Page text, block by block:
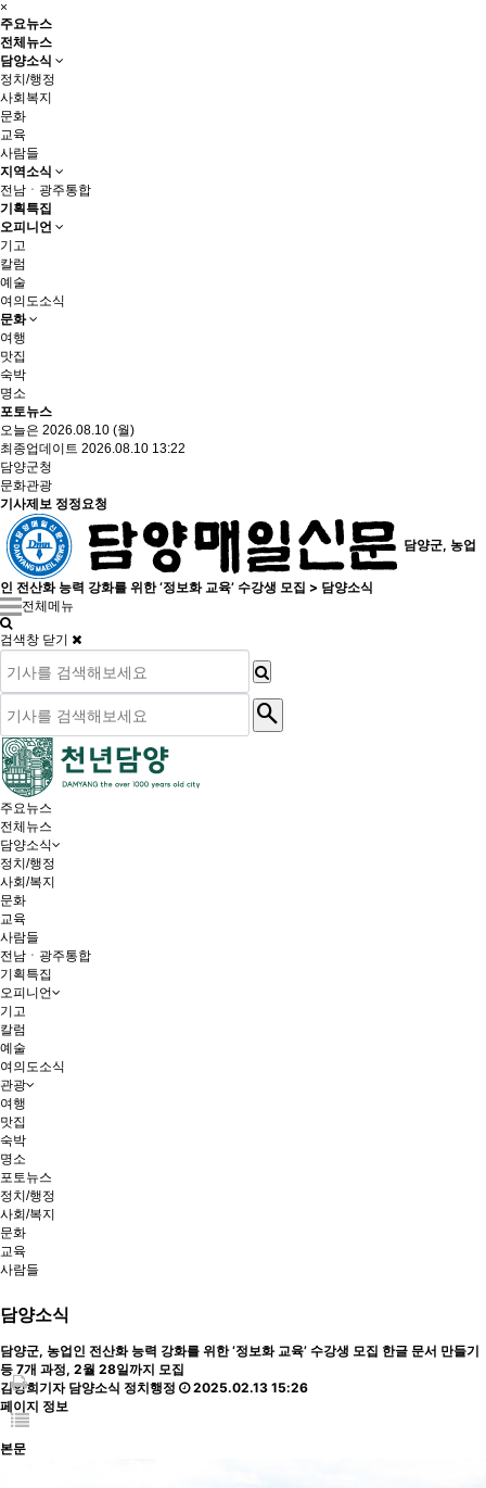
×
주요뉴스
전체뉴스
담양소식
정치/행정
사회복지
문화
교육
사람들
지역소식
전남ㆍ광주통합
기획특집
오피니언
기고
칼럼
예술
여의도소식
문화
여행
맛집
숙박
명소
포토뉴스
오늘은 2026.08.10 (월)
최종업데이트 2026.08.10 13:22
담양군청
문화관광
기사제보 정정요청
담양군, 농업
인 전산화 능력 강화를 위한 ‘정보화 교육’ 수강생 모집 > 담양소식
전체메뉴
검색창 닫기
search
주요뉴스
전체뉴스
담양소식
정치/행정
사회/복지
문화
교육
사람들
전남ㆍ광주통합
기획특집
오피니언
기고
칼럼
예술
여의도소식
관광
여행
맛집
숙박
명소
포토뉴스
정치/행정
사회/복지
문화
교육
사람들
담양소식
담양군, 농업인 전산화 능력 강화를 위한 ‘정보화 교육’ 수강생 모집 한글 문서 만들기
등 7개 과정, 2월 28일까지 모집
김양희기자 담양소식 정치행정
2025.02.13 15:26
페이지 정보
본문